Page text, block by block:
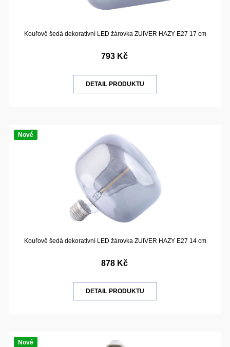
Kouřově šedá dekorativní LED žárovka ZUIVER HAZY E27 17 cm
793 Kč
DETAIL PRODUKTU
Nové
Kouřově šedá dekorativní LED žárovka ZUIVER HAZY E27 14 cm
878 Kč
DETAIL PRODUKTU
Nové